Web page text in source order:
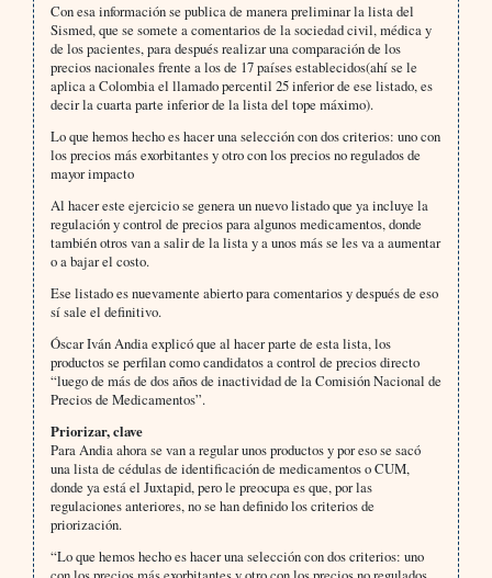
Con esa información se publica de manera preliminar la lista del
Sismed, que se somete a comentarios de la sociedad civil, médica y
de los pacientes, para después realizar una comparación de los
precios nacionales frente a los de 17 países establecidos(ahí se le
aplica a Colombia el llamado percentil 25 inferior de ese listado, es
decir la cuarta parte inferior de la lista del tope máximo).
Lo que hemos hecho es hacer una selección con dos criterios: uno con
los precios más exorbitantes y otro con los precios no regulados de
mayor impacto
Al hacer este ejercicio se genera un nuevo listado que ya incluye la
regulación y control de precios para algunos medicamentos, donde
también otros van a salir de la lista y a unos más se les va a aumentar
o a bajar el costo.
Ese listado es nuevamente abierto para comentarios y después de eso
sí sale el definitivo.
Óscar Iván Andia explicó que al hacer parte de esta lista, los
productos se perfilan como candidatos a control de precios directo
“luego de más de dos años de inactividad de la Comisión Nacional de
Precios de Medicamentos”.
Priorizar, clave
Para Andia ahora se van a regular unos productos y por eso se sacó
una lista de cédulas de identificación de medicamentos o CUM,
donde ya está el Juxtapid, pero le preocupa es que, por las
regulaciones anteriores, no se han definido los criterios de
priorización.
“Lo que hemos hecho es hacer una selección con dos criterios: uno